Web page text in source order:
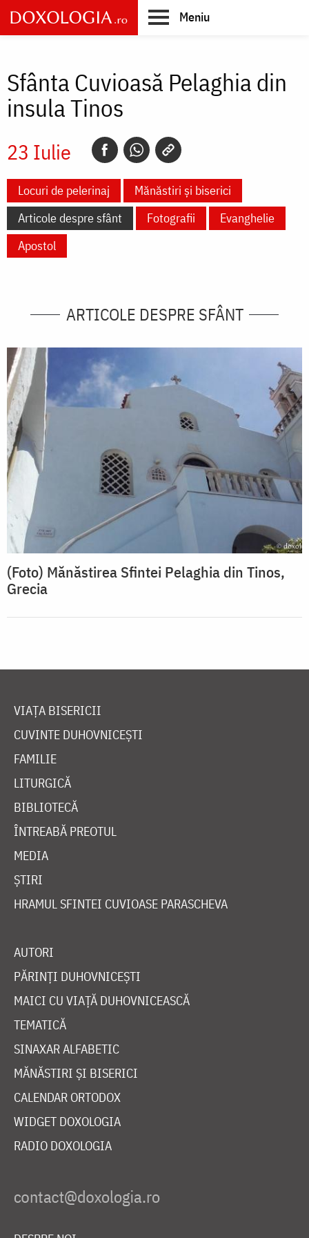
Skip
to
main
Meniu
Sfânta Cuvioasă Pelaghia din
insula Tinos
23 Iulie
Locuri de pelerinaj
Mănăstiri și biserici
Articole despre sfânt
Fotografii
Evanghelie
Apostol
ARTICOLE DESPRE SFÂNT
(Foto) Mănăstirea Sfintei Pelaghia din Tinos,
Grecia
VIAȚA BISERICII
CUVINTE DUHOVNICEȘTI
FAMILIE
LITURGICĂ
BIBLIOTECĂ
ÎNTREABĂ PREOTUL
MEDIA
ȘTIRI
HRAMUL SFINTEI CUVIOASE PARASCHEVA
AUTORI
PĂRINȚI DUHOVNICEȘTI
MAICI CU VIAȚĂ DUHOVNICEASCĂ
TEMATICĂ
SINAXAR ALFABETIC
MĂNĂSTIRI ȘI BISERICI
CALENDAR ORTODOX
WIDGET DOXOLOGIA
RADIO DOXOLOGIA